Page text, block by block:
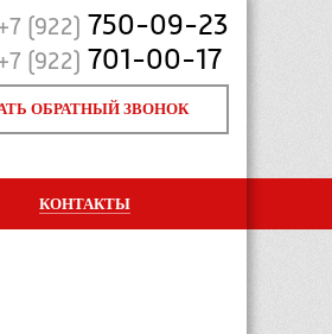
(922) 750-09-23
(922) 701-00-17
ОБРАТНЫЙ ЗВОНОК
КОНТАКТЫ